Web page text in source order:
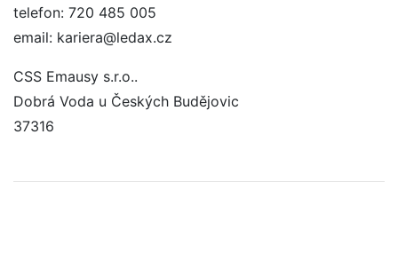
telefon: 720 485 005
email: kariera@ledax.cz
CSS Emausy s.r.o..
Dobrá Voda u Českých Budějovic
37316